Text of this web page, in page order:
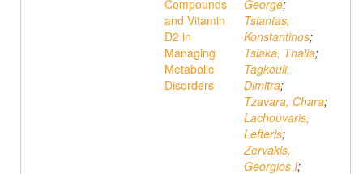
Compounds
and Vitamin
D2 in
Managing
Metabolic
Disorders
George;
Tsiantas,
Konstantinos;
Tsiaka, Thalia;
Tagkouli,
Dimitra;
Tzavara, Chara;
Lachouvaris,
Lefteris;
Zervakis,
Georgios I;